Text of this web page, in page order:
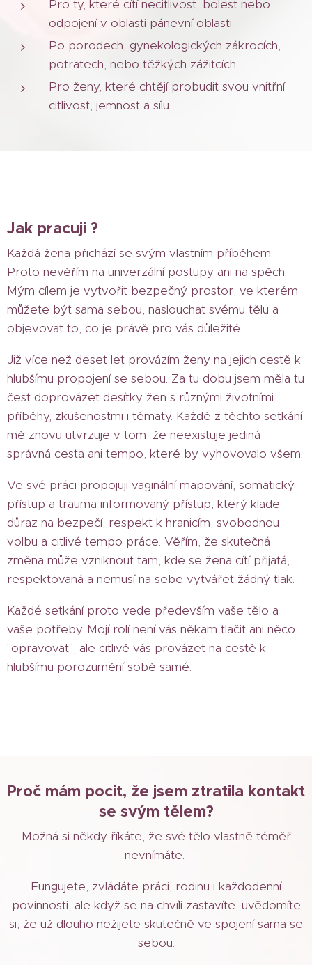
Pro ty, které cítí necitlivost, bolest nebo
odpojení v oblasti pánevní oblasti
Po porodech, gynekologických zákrocích,
potratech, nebo těžkých zážitcích
Pro ženy, které chtějí probudit svou vnitřní
citlivost, jemnost a sílu
Jak pracuji ?
Každá žena přichází se svým vlastním příběhem.
Proto nevěřím na univerzální postupy ani na spěch.
Mým cílem je vytvořit bezpečný prostor, ve kterém
můžete být sama sebou, naslouchat svému tělu a
objevovat to, co je právě pro vás důležité.
Již více než deset let provázím ženy na jejich cestě k
hlubšímu propojení se sebou. Za tu dobu jsem měla tu
čest doprovázet desítky žen s různými životními
příběhy, zkušenostmi i tématy. Každé z těchto setkání
mě znovu utvrzuje v tom, že neexistuje jediná
správná cesta ani tempo, které by vyhovovalo všem.
Ve své práci propojuji vaginální mapování, somatický
přístup a trauma informovaný přístup, který klade
důraz na bezpečí, respekt k hranicím, svobodnou
volbu a citlivé tempo práce. Věřím, že skutečná
změna může vzniknout tam, kde se žena cítí přijatá,
respektovaná a nemusí na sebe vytvářet žádný tlak.
Každé setkání proto vede především vaše tělo a
vaše potřeby. Mojí rolí není vás někam tlačit ani něco
"opravovat", ale citlivě vás provázet na cestě k
hlubšímu porozumění sobě samé.
Proč mám pocit, že jsem ztratila kontakt
se svým tělem?
Možná si někdy říkáte, že své tělo vlastně téměř
nevnímáte.
Fungujete, zvládáte práci, rodinu i každodenní
povinnosti, ale když se na chvíli zastavíte, uvědomíte
si, že už dlouho nežijete skutečně ve spojení sama se
sebou.